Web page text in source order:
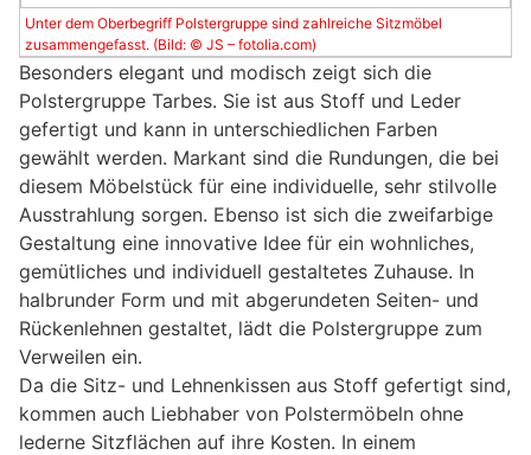
Unter dem Oberbegriff Polstergruppe sind zahlreiche Sitzmöbel
zusammengefasst. (Bild: © JS – fotolia.com)
Besonders elegant und modisch zeigt sich die
Polstergruppe Tarbes. Sie ist aus Stoff und Leder
gefertigt und kann in unterschiedlichen Farben
gewählt werden. Markant sind die Rundungen, die bei
diesem Möbelstück für eine individuelle, sehr stilvolle
Ausstrahlung sorgen. Ebenso ist sich die zweifarbige
Gestaltung eine innovative Idee für ein wohnliches,
gemütliches und individuell gestaltetes Zuhause. In
halbrunder Form und mit abgerundeten Seiten- und
Rückenlehnen gestaltet, lädt die Polstergruppe zum
Verweilen ein.
Da die Sitz- und Lehnenkissen aus Stoff gefertigt sind,
kommen auch Liebhaber von Polstermöbeln ohne
lederne Sitzflächen auf ihre Kosten. In einem